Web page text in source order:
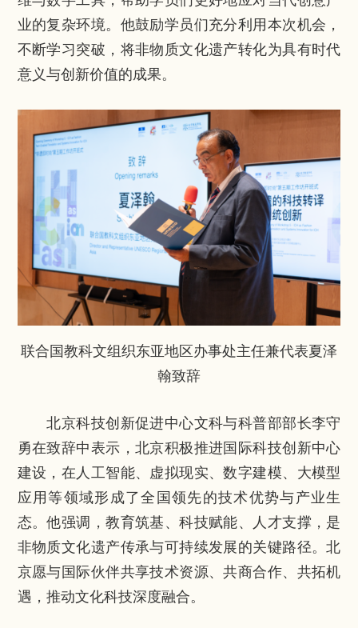
业的复杂环境。他鼓励学员们充分利用本次机会，
不断学习突破，将非物质文化遗产转化为具有时代
意义与创新价值的成果。
联合国教科文组织东亚地区办事处主任兼代表夏泽
翰致辞
北京科技创新促进中心文科与科普部部长李守
勇在致辞中表示，北京积极推进国际科技创新中心
建设，在人工智能、虚拟现实、数字建模、大模型
应用等领域形成了全国领先的技术优势与产业生
态。他强调，教育筑基、科技赋能、人才支撑，是
非物质文化遗产传承与可持续发展的关键路径。北
京愿与国际伙伴共享技术资源、共商合作、共拓机
遇，推动文化科技深度融合。